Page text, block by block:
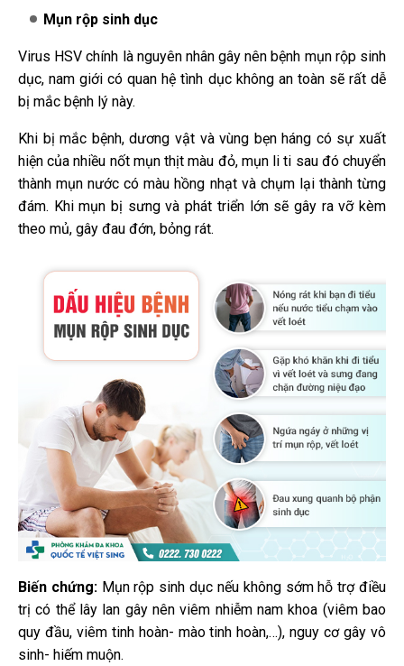
Mụn rộp sinh dục
Virus HSV chính là nguyên nhân gây nên bệnh mụn rộp sinh
dục, nam giới có quan hệ tình dục không an toàn sẽ rất dễ
bị mắc bệnh lý này.
Khi bị mắc bệnh, dương vật và vùng bẹn háng có sự xuất
hiện của nhiều nốt mụn thịt màu đỏ, mụn li ti sau đó chuyển
thành mụn nước có màu hồng nhạt và chụm lại thành từng
đám. Khi mụn bị sưng và phát triển lớn sẽ gây ra vỡ kèm
theo mủ, gây đau đớn, bỏng rát.
Biến chứng:Mụn rộp sinh dục nếu không sớm hỗ trợ điều
trị có thể lây lan gây nên viêm nhiễm nam khoa (viêm bao
quy đầu, viêm tinh hoàn- mào tinh hoàn,…), nguy cơ gây vô
sinh- hiếm muộn.